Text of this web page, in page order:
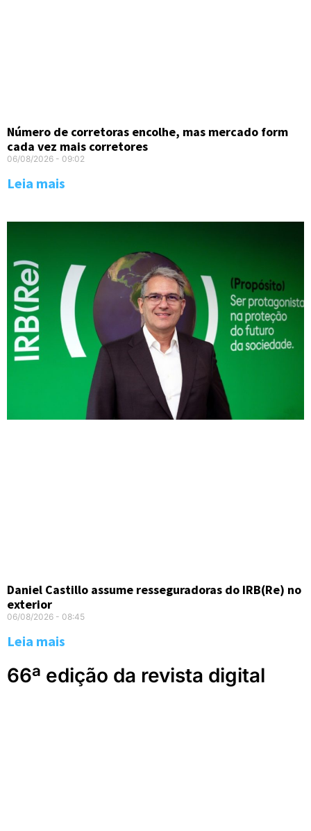
Número de corretoras encolhe, mas mercado form
cada vez mais corretores
06/08/2026 09:02
Leia mais
Daniel Castillo assume resseguradoras do IRB(Re) no
exterior
06/08/2026 08:45
Leia mais
66ª edição da revista digital